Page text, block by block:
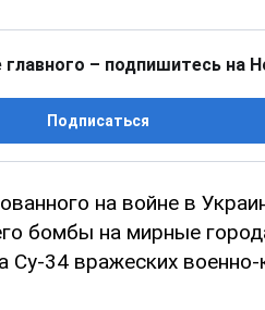
– подпишитесь на
Подписаться
на войне в
бомбы на мирные
34 вражеских военно-